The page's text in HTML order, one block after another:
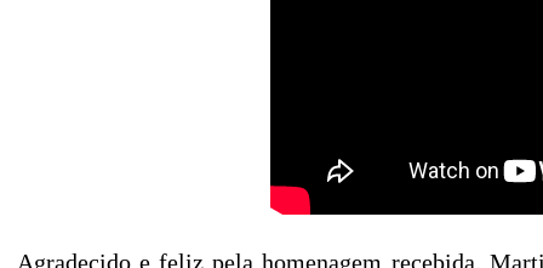
Agradecido e feliz pela homenagem recebida,